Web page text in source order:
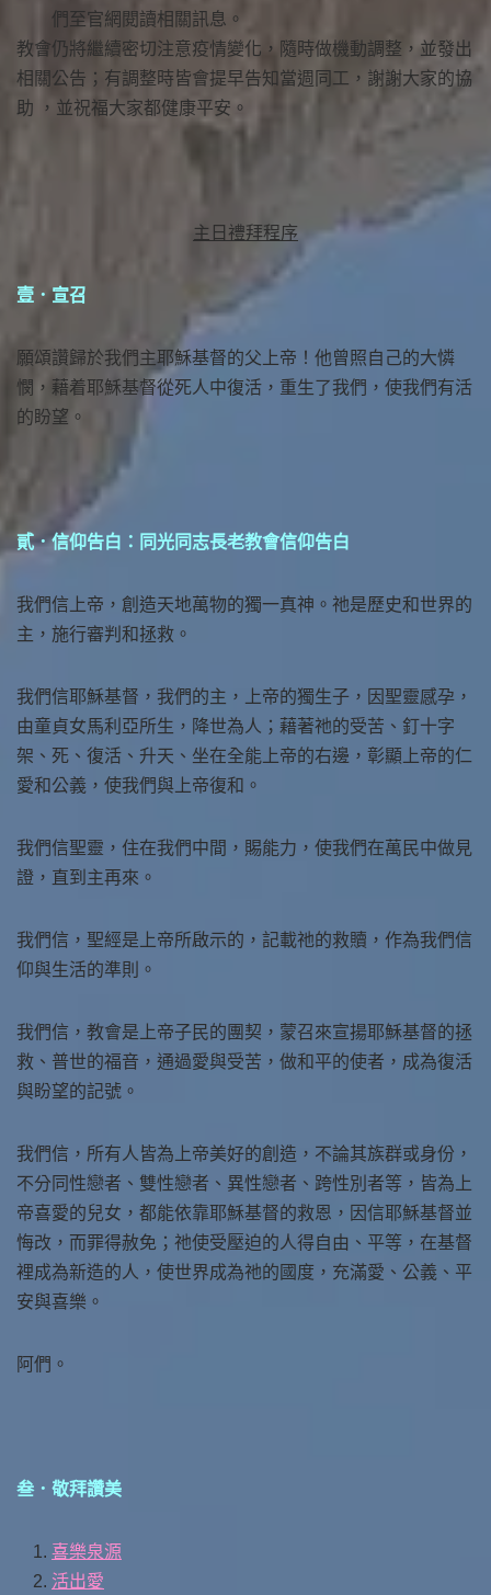
們至官網閱讀相關訊息。
教會仍將繼續密切注意疫情變化，隨時做機動調整，並發出
相關公告；有調整時皆會提早告知當週同工，謝謝大家的協
助 ，並祝福大家都健康平安。
主日禮拜程序
壹．宣召
願頌讚歸於我們主耶穌基督的父上帝！他曾照自己的大憐
憫，藉着耶穌基督從死人中復活，重生了我們，使我們有活
的盼望。
貳．信仰告白：同光同志長老教會信仰告白
我們信上帝，創造天地萬物的獨一真神。祂是歷史和世界的
主，施行審判和拯救。
我們信耶穌基督，我們的主，上帝的獨生子，因聖靈感孕，
由童貞女馬利亞所生，降世為人；藉著祂的受苦、釘十字
架、死、復活、升天、坐在全能上帝的右邊，彰顯上帝的仁
愛和公義，使我們與上帝復和。
我們信聖靈，住在我們中間，賜能力，使我們在萬民中做見
證，直到主再來。
我們信，聖經是上帝所啟示的，記載祂的救贖，作為我們信
仰與生活的準則。
我們信，教會是上帝子民的團契，蒙召來宣揚耶穌基督的拯
救、普世的福音，通過愛與受苦，做和平的使者，成為復活
與盼望的記號。
我們信，所有人皆為上帝美好的創造，不論其族群或身份，
不分同性戀者、雙性戀者、異性戀者、跨性別者等，皆為上
帝喜愛的兒女，都能依靠耶穌基督的救恩，因信耶穌基督並
悔改，而罪得赦免；祂使受壓迫的人得自由、平等，在基督
裡成為新造的人，使世界成為祂的國度，充滿愛、公義、平
安與喜樂。
阿們。
叁．敬拜讚美
喜樂泉源
活出愛